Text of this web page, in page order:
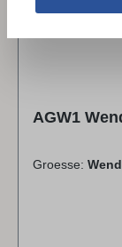
AGW1
Groesse: